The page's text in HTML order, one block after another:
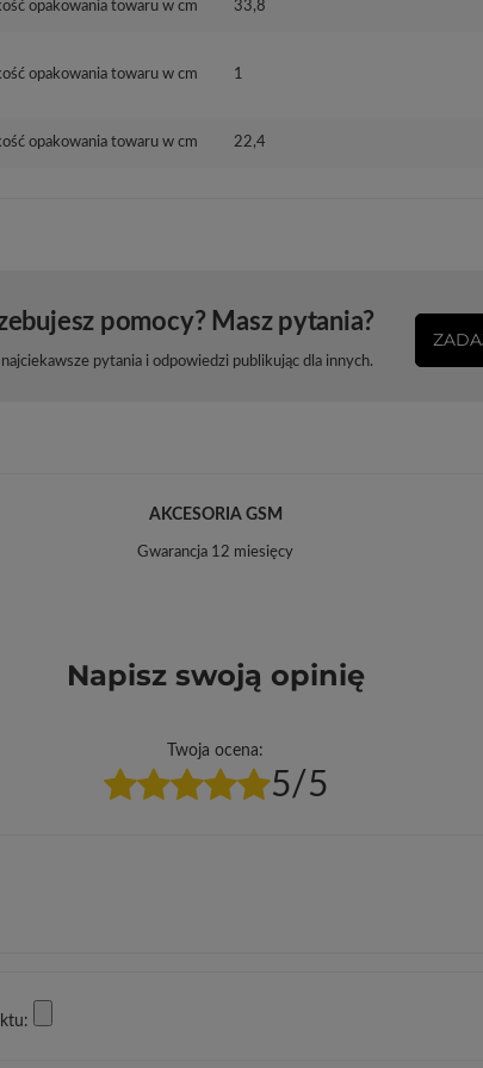
opakowania towaru w cm 33,8
opakowania towaru w cm 1
opakowania towaru w cm 22,4
pomocy? Masz pytania?
pytania i odpowiedzi publikując dla innych.
AKCESORIA GSM
Gwarancja 12 miesięcy
Napisz swoją opinię
Twoja ocena:
5/5